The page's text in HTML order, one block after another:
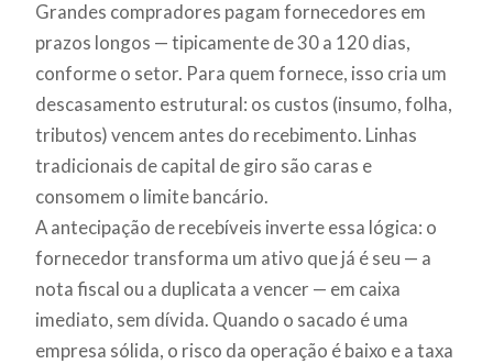
Grandes compradores pagam fornecedores em
prazos longos — tipicamente de 30 a 120 dias,
conforme o setor. Para quem fornece, isso cria um
descasamento estrutural: os custos (insumo, folha,
tributos) vencem antes do recebimento. Linhas
tradicionais de capital de giro são caras e
consomem o limite bancário.
A antecipação de recebíveis inverte essa lógica: o
fornecedor transforma um ativo que já é seu — a
nota fiscal ou a duplicata a vencer — em caixa
imediato, sem dívida. Quando o sacado é uma
empresa sólida, o risco da operação é baixo e a taxa